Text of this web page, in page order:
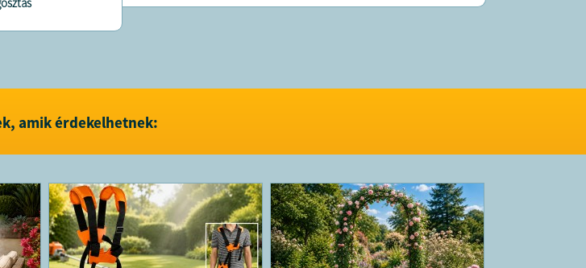
A terméket forgalmazza a Netklikk online kft.,
amik érdekelhetnek: